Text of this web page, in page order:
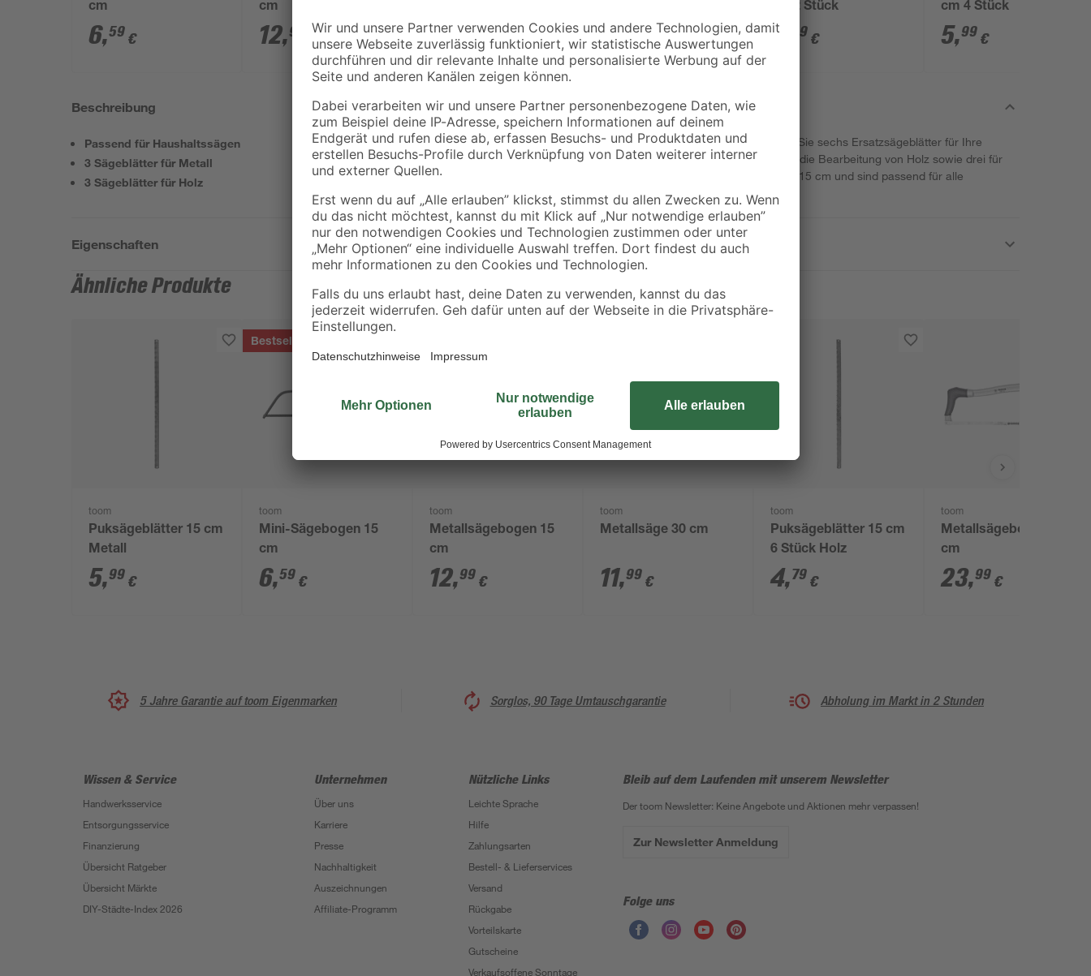
cm
6,59 €
cm
12,99 € 14,29€ 5,99€
cm 2 Stück
8 59 €
cm 4 Stück
5,99 €
Beschreibung
Passend für Haushaltssägen
3 Sägeblätter für Metall
3 Sägeblätter für Holz
Mit dem Sägeblatt-Set der Marke toom erhalten Sie sechs Ersatzsägeblätter für Ihre
Sägearbeiten. Enthalten sind drei Exemplare für die Bearbeitung von Holz sowie drei für
Metall. Die Sägeblätter besitzen eine Länge von 15 cm und sind passend für alle
Haushaltssägen.
Eigenschaften
Ähnliche Produkte
toom
Puksägeblätter 15 cm
Metall
5,99 €
Bestseller
toom
Mini-Sägebogen 15
cm
6,59 €
toom
Metallsägebogen 15
cm
12,99 €
toom
Metallsäge 30 cm
11,99 €
toom
Puksägeblätter 15 cm
6 Stück Holz
4,79 €
toom
Metallsägebogen 30
cm
23,99 €
5 Jahre Garantie auf toom Eigenmarken Sorglos, 90 Tage Umtauschgarantie Abholung im Markt in 2 Stunden
Wissen & Service
Handwerksservice
Entsorgungsservice
Finanzierung
Übersicht Ratgeber
Übersicht Märkte
DIY-Städte-Index 2026
Unternehmen
Über uns
Karriere
Presse
Nachhaltigkeit
Auszeichnungen
Affiliate-Programm
Nützliche Links
Leichte Sprache
Hilfe
Zahlungsarten
Bestell- & Lieferservices
Versand
Rückgabe
Vorteilskarte
Gutscheine
Verkaufsoffene Sonntage
Bleib auf dem Laufenden mit unserem Newsletter
Der toom Newsletter: Keine Angebote und Aktionen mehr verpassen!
Zur Newsletter Anmeldung
Folge uns